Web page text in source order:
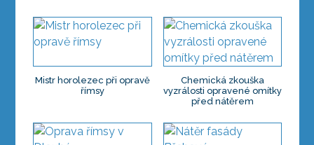
Mistr horolezec při opravě
římsy
Chemická zkouška
vyzrálosti opravené omítky
před nátěrem